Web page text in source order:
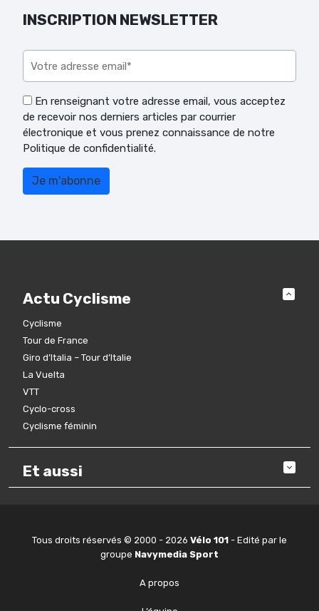
INSCRIPTION NEWSLETTER
En renseignant votre adresse email, vous acceptez
de recevoir nos derniers articles par courrier
électronique et vous prenez connaissance de notre
Politique de confidentialité.
Actu Cyclisme
Cyclisme
Tour de France
Giro d’Italia – Tour d’Italie
La Vuelta
VTT
Cyclo-cross
Cyclisme féminin
Et aussi
Tous droits réservés © 2000 - 2026 Vélo 101 - Edité par le
groupe Navymedia Sport
A propos